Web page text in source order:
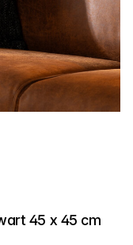
45 x 45 cm